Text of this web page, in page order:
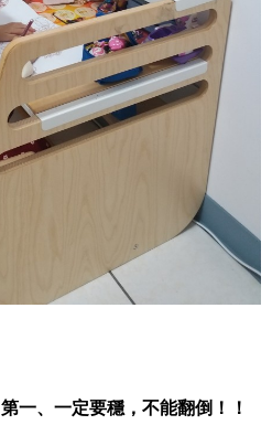
第一、一定要穩，不能翻倒！！